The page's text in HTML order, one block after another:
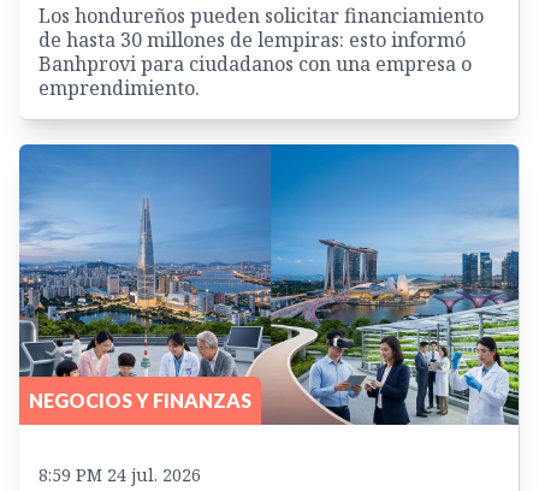
Los hondureños pueden solicitar financiamiento
de hasta 30 millones de lempiras: esto informó
Banhprovi para ciudadanos con una empresa o
emprendimiento.
NEGOCIOS Y FINANZAS
8:59 PM 24 jul. 2026